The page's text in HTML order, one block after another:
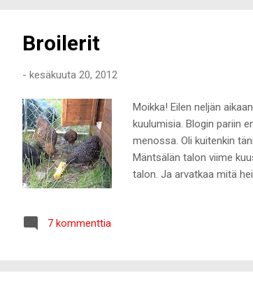
Broilerit
- kesäkuuta 20, 2012
Moikka! Eilen neljän
kuulumisia. Blogin pariin
menossa. Oli kuitenkin
Mäntsälän talon viime
talon. Ja arvatkaa mitä
ostoksen :-)
7 kommenttia